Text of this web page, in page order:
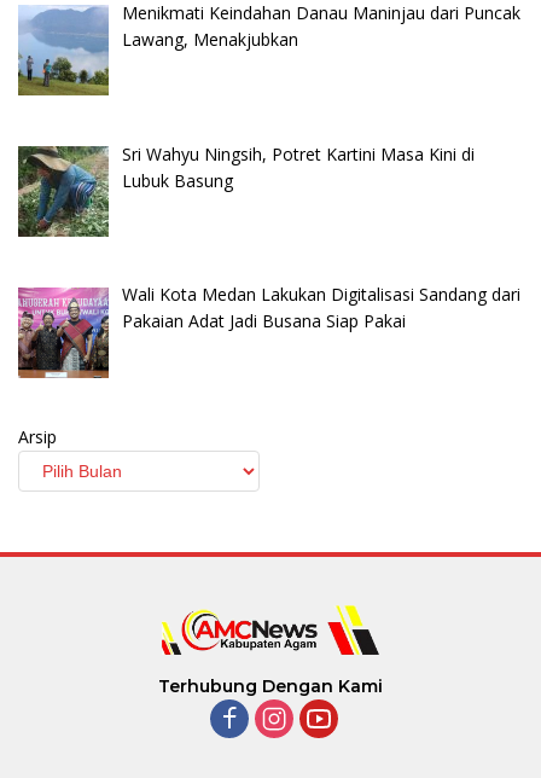
Menikmati Keindahan Danau Maninjau dari Puncak
Lawang, Menakjubkan
Sri Wahyu Ningsih, Potret Kartini Masa Kini di
Lubuk Basung
Wali Kota Medan Lakukan Digitalisasi Sandang dari
Pakaian Adat Jadi Busana Siap Pakai
Arsip
Terhubung Dengan Kami